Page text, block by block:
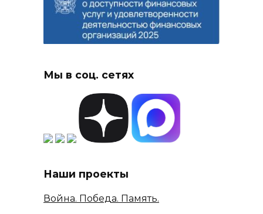
Мы в соц. сетях
Наши проекты
Война. Победа. Память.